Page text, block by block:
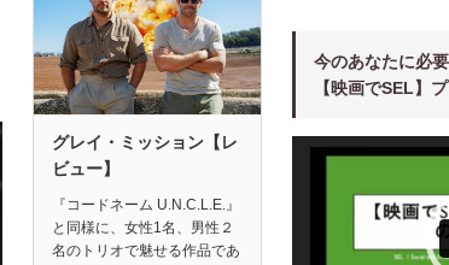
グレイ・ミッション【レ
ビュー】
『コードネーム U.N.C.L.E.』
と同様に、女性1名、男性２
名のトリオで魅せる作品であ
今のあなたに必
【映画でSEL】
動